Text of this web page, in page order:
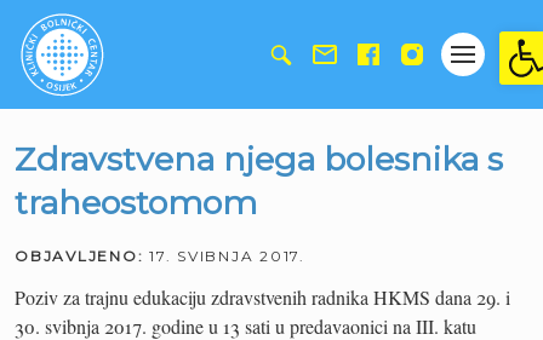
Zdravstvena njega bolesnika s
traheostomom
OBJAVLJENO: 17. SVIBNJA 2017.
Poziv za trajnu edukaciju zdravstvenih radnika HKMS dana 29. i
30. svibnja 2017. godine u 13 sati u predavaonici na III. katu